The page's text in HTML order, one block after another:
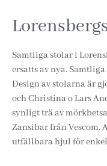
Samtliga stolar i
ersatts av nya.
Design av stolarna är
och Christina o Lars
synligt trä av
Zansibar från Vescom.
utfällbara hjul för